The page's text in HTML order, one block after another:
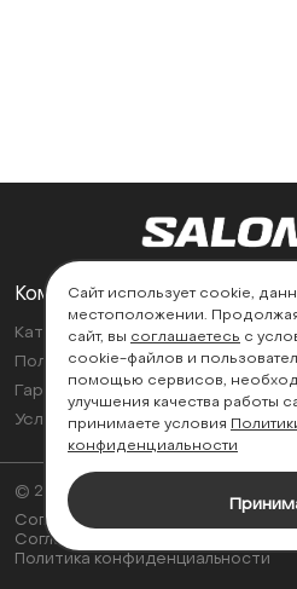
Компания
Каталог
Политика возврата
Гарантии
Условия эксплуатации
Контакты
Найти
© 2026
Согласие на обработку
Соглашение об использовании
Политика конфиденциальности
Сайт использует cookie,
местоположении.
сайт, вы соглашаетесь с
cookie-файлов и
помощью сервисов,
улучшения качества работы
принимаете условия
конфиденциальности